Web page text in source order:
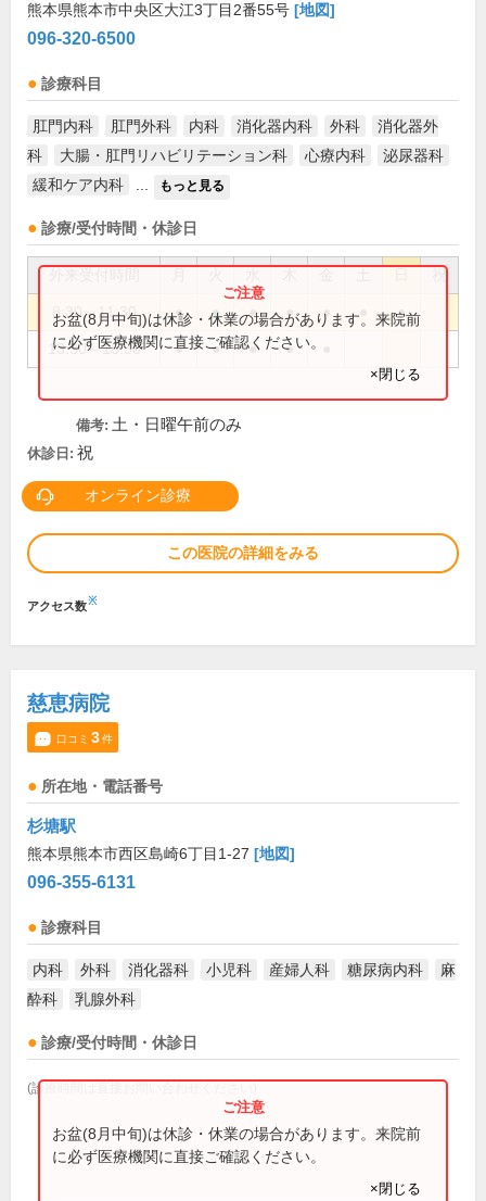
熊本県熊本市中央区大江3丁目2番55号 [地図]
096-320-6500
診療科目
肛門内科 肛門外科 内科 消化器内科 外科
消化器外
科
大腸・肛門リハビリテーション科 心療内科
泌尿器科
緩和ケア内科
もっと見る
診療/受付時間・休診日
祝
8:30～11:30 ● ● ● ● ● ●
13:30～16:30 ● ● ● ●
お盆(8月中旬)は休診・休業の場合があります。来院前
に必ず医療機関に直接ご確認ください。
×閉じる
備考: 土・日曜午前のみ
休診日: 祝
オンライン診療
この医院の詳細をみる
アクセス数※
慈恵病院
口コミ 3件
所在地・電話番号
杉塘駅
熊本県熊本市西区島崎6丁目1-27 [地図]
096-355-6131
診療科目
内科 外科 消化器科 小児科 産婦人科 糖尿病内科
麻
酔科
乳腺外科
診療/受付時間・休診日
(診療時間は直接お問い合わせください)
お盆(8月中旬)は休診・休業の場合があります。来院前
に必ず医療機関に直接ご確認ください。
×閉じる